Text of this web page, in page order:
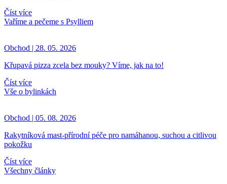
Číst více
Vaříme a pečeme s Psylliem
Obchod | 28. 05. 2026
Křupavá pizza zcela bez mouky? Víme, jak na to!
Číst více
Vše o bylinkách
Obchod | 05. 08. 2026
Rakytníková mast-přírodní péče pro namáhanou, suchou a citlivou
pokožku
Číst více
Všechny články